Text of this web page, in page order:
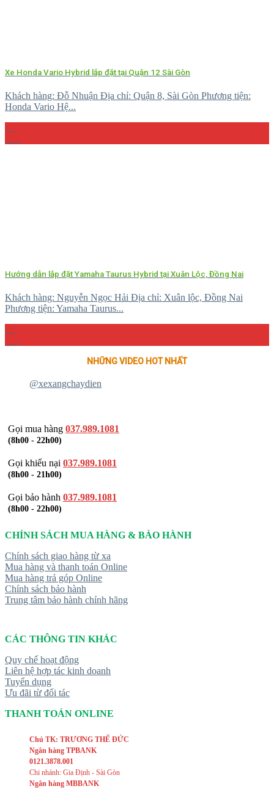
Xe Honda Vario Hybrid lắp đặt tại Quận 12 Sài Gòn
Khách hàng: Đỗ Nhuận Địa chỉ: Quận 8, Sài Gòn Phương tiện:
Honda Vario Hệ...
Hướng dẫn lắp đặt Yamaha Taurus Hybrid tại Xuân Lộc, Đồng Nai
Khách hàng: Nguyễn Ngọc Hải Địa chỉ: Xuân lộc, Đồng Nai
Phương tiện: Yamaha Taurus...
NHỮNG VIDEO HOT NHẤT
@xexangchaydien
Gọi mua hàng 037.989.1081
(8h00 - 22h00)
Gọi khiếu nại 037.989.1081
(8h00 - 21h00)
Gọi bảo hành 037.989.1081
(8h00 - 22h00)
CHÍNH SÁCH MUA HÀNG & BẢO HÀNH
Chính sách giao hàng từ xa
Mua hàng và thanh toán Online
Mua hàng trả góp Online
Chính sách bảo hành
Trung tâm bảo hành chính hãng
CÁC THÔNG TIN KHÁC
Quy chế hoạt động
Liên hệ hợp tác kinh doanh
Tuyển dụng
Ưu đãi từ đối tác
THANH TOÁN ONLINE
Chủ TK: TRƯƠNG THẾ ĐỨC
Ngân hàng TPBANK
0121.3878.001
Chi nhánh: Gia Định - Sài Gòn
Ngân hàng MBBANK